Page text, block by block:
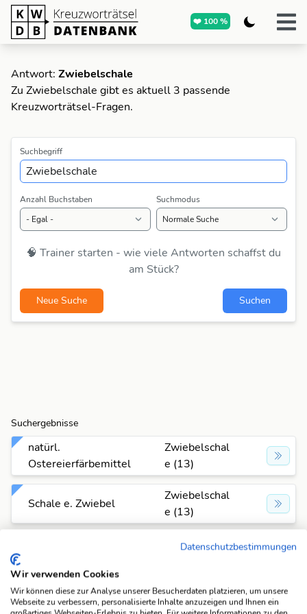
❤️ 100 %
Antwort: Zwiebelschale
Zu Zwiebelschale gibt es aktuell 3 passende
Kreuzworträtsel-Fragen.
Suchbegriff
Anzahl Buchstaben Suchmodus
🧠 Trainer starten - wie viele Antworten schaffst du
am Stück?
Neue Suche Suchen
Suchergebnisse
natürl.
Ostereierfärbemittel
Zwiebelschal
e (13)
Schale e. Zwiebel
Zwiebelschal
e (13)
Zwiebelschal
Suchfunktionen
Datenschutzbestimmungen
Wir verwenden Cookies
Wir können diese zur Analyse unserer Besucherdaten platzieren, um unsere
Webseite zu verbessern, personalisierte Inhalte anzuzeigen und Ihnen ein